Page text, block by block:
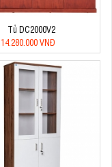
Tủ DC2000V2
14.280.000 VNĐ